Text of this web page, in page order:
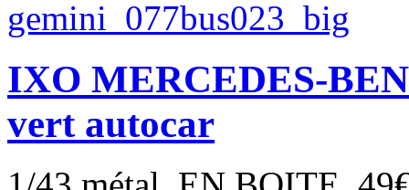
IXO MERCEDES-
vert autocar